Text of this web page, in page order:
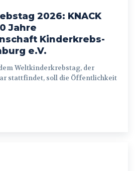
2026: KNACK
Jahre
Kinderkrebs-
e.V.
stattfindet, soll die Öffentlichkeit